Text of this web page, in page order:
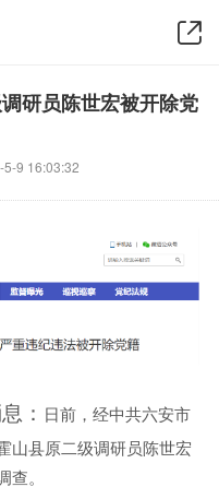
研员陈世宏被开除党
5-9 16:03:32
： 日前，经中共六安市
山县原二级调研员陈世宏
。